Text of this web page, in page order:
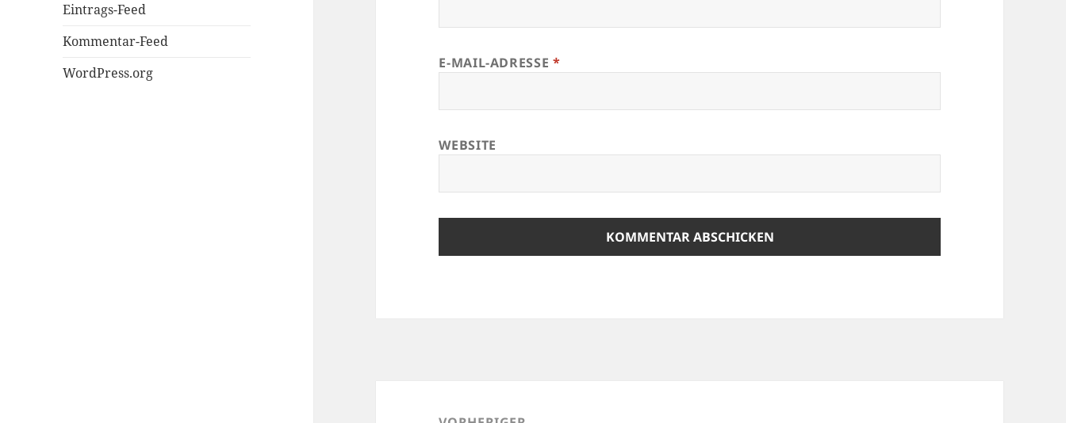
Eintrags-Feed
Kommentar-Feed
WordPress.org
E-MAIL-ADRESSE *
WEBSITE